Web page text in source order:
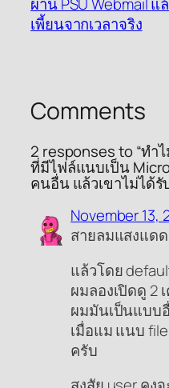
เพี้ยนจากเวลาจริง
Comments
2 responses to “ทำ
ที่มีไฟล์แนบเป็น
คนอื่น แล้วเขาไม่ได้รั
November 13,
สายลมแสงแดด
แล้วโดย
ผมลองเปิดดู 2
ผมมันเป็นแบบ
เมื่อแม แนบ
ครับ